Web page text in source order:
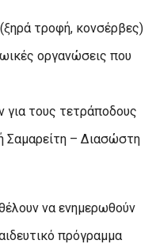
τροφή, κονσέρβες)
οργανώσεις που
για τους τετράποδους
Σαμαρείτη – Διασώστη
να ενημερωθούν
πρόγραμμα